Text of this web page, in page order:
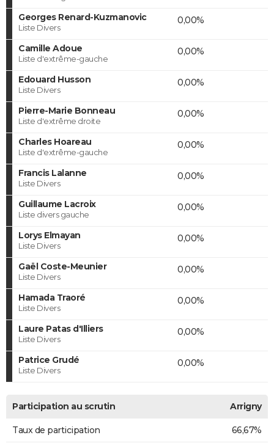
Georges Renard-Kuzmanovic
Liste Divers
0,00%
Camille Adoue
Liste d'extrême-gauche
0,00%
Edouard Husson
Liste Divers
0,00%
Pierre-Marie Bonneau
Liste d'extrême droite
0,00%
Charles Hoareau
Liste d'extrême-gauche
0,00%
Francis Lalanne
Liste Divers
0,00%
Guillaume Lacroix
Liste divers gauche
0,00%
Lorys Elmayan
Liste Divers
0,00%
Gaël Coste-Meunier
Liste Divers
0,00%
Hamada Traoré
Liste Divers
0,00%
Laure Patas d'Illiers
Liste Divers
0,00%
Patrice Grudé
Liste Divers
0,00%
Participation au scrutin Arrigny
Taux de participation 66,67%